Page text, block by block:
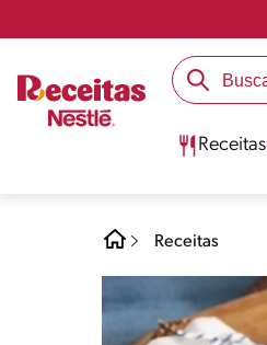
Receitas
Receitas